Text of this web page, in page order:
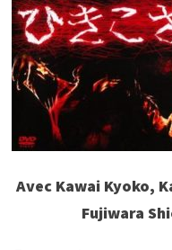
Avec Kawai Kyoko,
Fujiwara